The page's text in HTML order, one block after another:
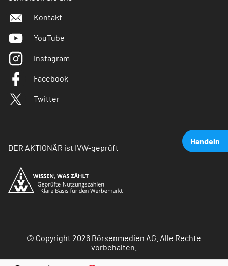
Handeln
Kontakt
YouTube
Instagram
Facebook
Twitter
DER AKTIONÄR ist IVW-geprüft
© Copyright 2026 Börsenmedien AG. Alle Rechte
vorbehalten.